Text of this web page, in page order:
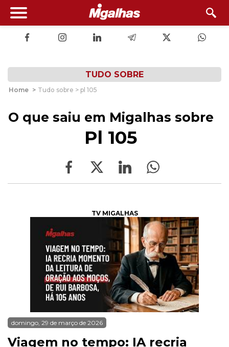
TUDO SOBRE
Home > Tudo sobre > pl 105
O que saiu em Migalhas sobre
Pl 105
TV MIGALHAS
domingo, 29 de março de 2026
Viagem no tempo: IA recria